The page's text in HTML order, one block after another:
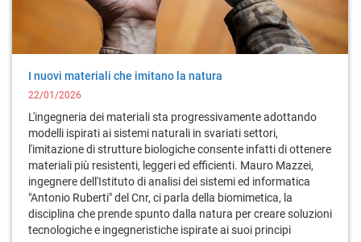
I nuovi materiali che imitano la natura
22/01/2026
L'ingegneria dei materiali sta progressivamente adottando
modelli ispirati ai sistemi naturali in svariati settori,
l'imitazione di strutture biologiche consente infatti di ottenere
materiali più resistenti, leggeri ed efficienti. Mauro Mazzei,
ingegnere dell'Istituto di analisi dei sistemi ed informatica
"Antonio Ruberti" del Cnr, ci parla della biomimetica, la
disciplina che prende spunto dalla natura per creare soluzioni
tecnologiche e ingegneristiche ispirate ai suoi principi